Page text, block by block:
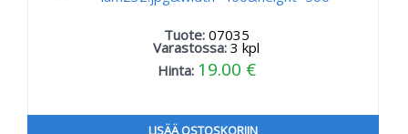
Tuote: 07035
Varastossa:3 kpl
Hinta: 19.00 €
LISÄÄ OSTOSKORIIN